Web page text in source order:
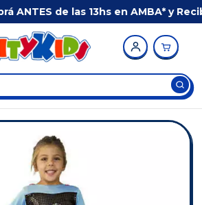
ANTES de las 13hs en AMBA* y